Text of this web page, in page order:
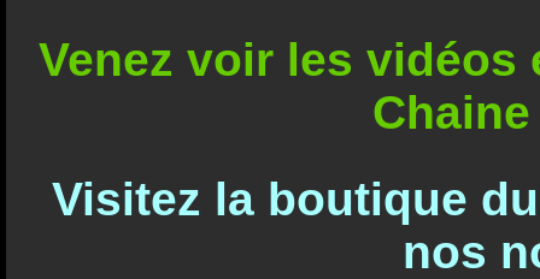
Venez voir les
Visitez la boutique
nos